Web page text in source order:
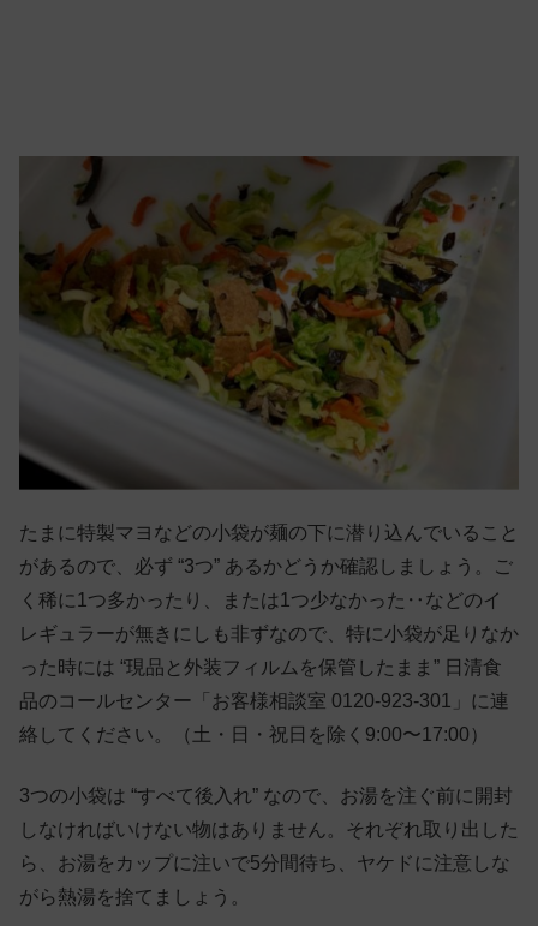
たまに特製マヨなどの小袋が麺の下に潜り込んでいること
があるので、必ず “3つ” あるかどうか確認しましょう。ご
く稀に1つ多かったり、または1つ少なかった‥などのイ
レギュラーが無きにしも非ずなので、特に小袋が足りなか
った時には “現品と外装フィルムを保管したまま” 日清食
品のコールセンター「お客様相談室 0120-923-301」に連
絡してください。（土・日・祝日を除く9:00〜17:00）
3つの小袋は “すべて後入れ” なので、お湯を注ぐ前に開封
しなければいけない物はありません。それぞれ取り出した
ら、お湯をカップに注いで5分間待ち、ヤケドに注意しな
がら熱湯を捨てましょう。